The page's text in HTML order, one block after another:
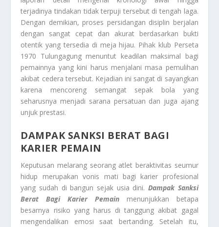
terjadinya tindakan tidak terpuji tersebut di tengah laga.
Dengan demikian, proses persidangan disiplin berjalan
dengan sangat cepat dan akurat berdasarkan bukti
otentik yang tersedia di meja hijau. Pihak klub Perseta
1970 Tulungagung menuntut keadilan maksimal bagi
pemainnya yang kini harus menjalani masa pemulihan
akibat cedera tersebut. Kejadian ini sangat di sayangkan
karena mencoreng semangat sepak bola yang
seharusnya menjadi sarana persatuan dan juga ajang
unjuk prestasi.
DAMPAK SANKSI BERAT BAGI
KARIER PEMAIN
Keputusan melarang seorang atlet beraktivitas seumur
hidup merupakan vonis mati bagi karier profesional
yang sudah di bangun sejak usia dini. Dampak Sanksi
Berat Bagi Karier Pemainmenunjukkan betapa
besarnya risiko yang harus di tanggung akibat gagal
mengendalikan emosi saat bertanding. Setelah itu,